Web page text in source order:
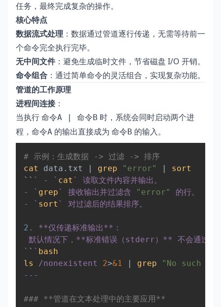
任务，最终完成复杂的操作。
核心特点
数据流式处理 ：数据通过管道逐行传递，无需等待前一
个命令完全执行完毕。
无中间文件：避免生成临时文件，节省磁盘 I/O 开销。
命令组合 ：通过简单命令的灵活组合，实现复杂功能。
管道的工作原理
进程间连接：
当执行 命令A | 命令B 时，系统会同时启动两个进
程， 命令A 的输出直接成为 命令B 的输入。
# 示例：生成数据 -> 过滤 -> 排序
cat
data.txt | grep "error" |
sort
`` ` - ` cat `
读取文件内容并输出。
-
` grep` 接收输出并过滤含 "error"
的行。
-
` sort ` 对过滤后的结果排序。
2 . **仅传递标准输出**：
默认情况下，**标准错误（stderr）** 不会通过管
` ` ` bash
ls
/nonexistent 2>&1 | grep
"No such
---
### **管道在文本处理中的主要应用**